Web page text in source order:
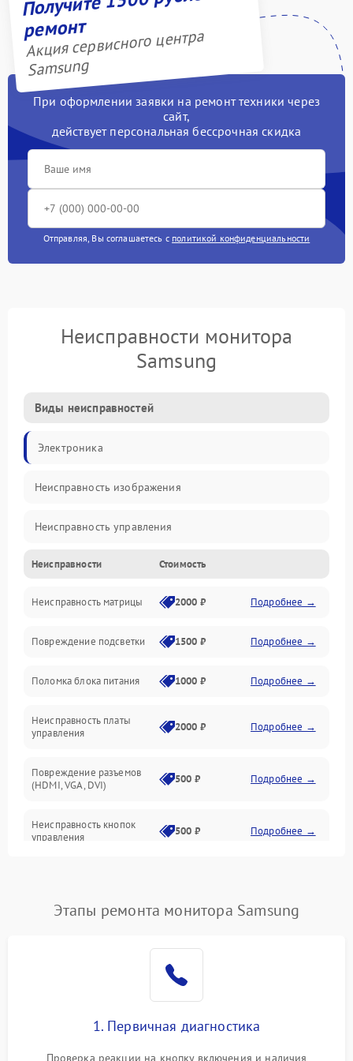
ремонт
Акция сервисного центра
Samsung
При оформлении заявки на ремонт техники через
сайт,
действует персональная бессрочная скидка
Отправляя, Вы соглашаетесь с политикой конфиденциальности
Неисправности монитора
Samsung
Виды неисправностей
Электроника
Неисправность изображения
Неисправность управления
Неисправность интерфейсов
Прочие неисправности
Неисправность звука
Механические повреждения
Неисправности Стоимость
Неисправность матрицы 2000 ₽ Подробнее →
Повреждение подсветки 1500 ₽ Подробнее →
Поломка блока питания 1000 ₽ Подробнее →
Неисправность платы
управления
2000 ₽ Подробнее →
Повреждение разъемов
(HDMI, VGA, DVI)
500 ₽ Подробнее →
Неисправность кнопок
управления
500 ₽ Подробнее →
Повреждение кабеля
Подробнее →
1000 ₽
Поломка системы
автоматического
1000 ₽ Подробнее →
Этапы ремонта монитора Samsung
1. Первичная диагностика
Проверка реакции на кнопку включения и наличия